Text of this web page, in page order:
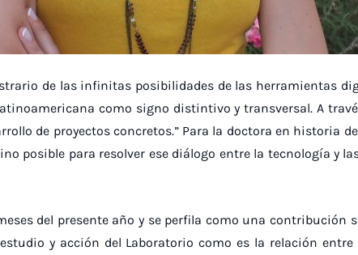
de las infinitas posibilidades de las herramientas
como signo distintivo y transversal. A
de proyectos concretos.” Para la doctora en historia
posible para resolver ese diálogo entre la tecnología y
del presente año y se perfila como una contribución
y acción del Laboratorio como es la relación